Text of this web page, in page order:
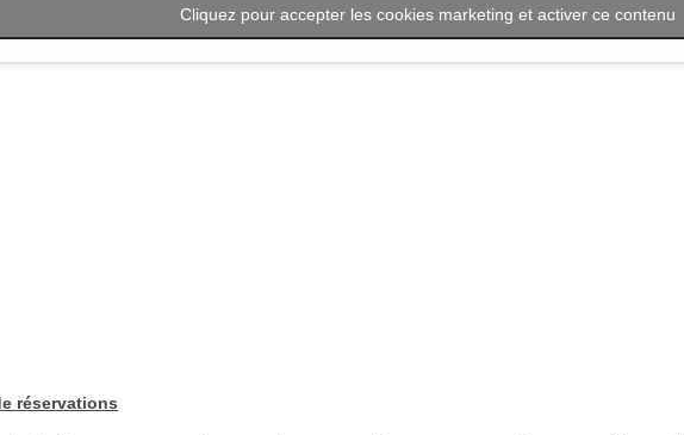
Cliquez pour accepter les cookies marketing et activer ce contenu
réservations